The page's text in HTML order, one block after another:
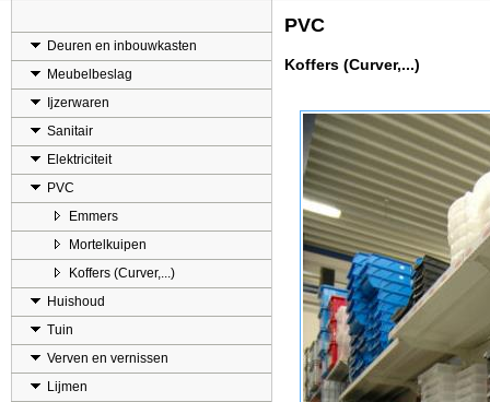
Deuren en inbouwkasten
Meubelbeslag
Ijzerwaren
Sanitair
Elektriciteit
PVC
Emmers
Mortelkuipen
Koffers (Curver,...)
Huishoud
Tuin
Verven en vernissen
Lijmen
PVC
Koffers (Curver,...)